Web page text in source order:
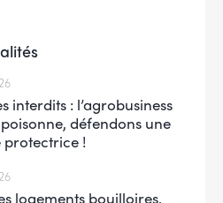
interdits : l’agrobusiness
défendons une
protectrice !
logements bouilloires,